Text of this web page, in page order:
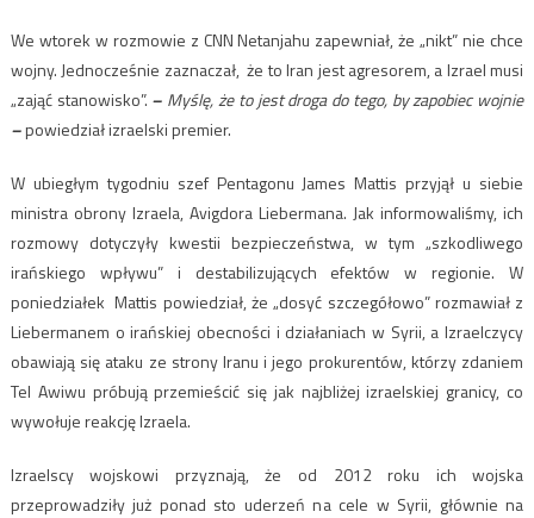
We wtorek w rozmowie z CNN Netanjahu zapewniał, że „nikt” nie chce
wojny. Jednocześnie zaznaczał, że to Iran jest agresorem, a Izrael musi
„zająć stanowisko”. – Myślę, że to jest droga do tego, by zapobiec wojnie
–powiedział izraelski premier.
W ubiegłym tygodniu szef Pentagonu James Mattis przyjął u siebie
ministra obrony Izraela, Avigdora Liebermana. Jak informowaliśmy, ich
rozmowy dotyczyły kwestii bezpieczeństwa, w tym „szkodliwego
irańskiego wpływu” i destabilizujących efektów w regionie. W
poniedziałek Mattis powiedział, że „dosyć szczegółowo” rozmawiał z
Liebermanem o irańskiej obecności i działaniach w Syrii, a Izraelczycy
obawiają się ataku ze strony Iranu i jego prokurentów, którzy zdaniem
Tel Awiwu próbują przemieścić się jak najbliżej izraelskiej granicy, co
wywołuje reakcję Izraela.
Izraelscy wojskowi przyznają, że od 2012 roku ich wojska
przeprowadziły już ponad sto uderzeń na cele w Syrii, głównie na